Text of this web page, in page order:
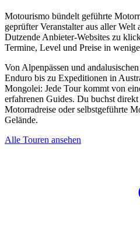
Motourismo bündelt geführte
geprüfter Veranstalter aus aller
Dutzende Anbieter-Websites zu
Termine, Level und Preise in
Von Alpenpässen und
Enduro bis zu Expeditionen in
Mongolei: Jede Tour kommt von
erfahrenen Guides. Du buchst
Motorradreise oder selbstgeführte
Gelände.
Alle Touren ansehen